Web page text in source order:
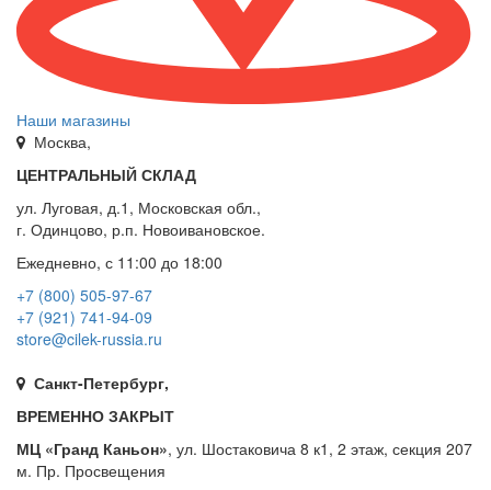
Наши магазины
Москва,
ЦЕНТРАЛЬНЫЙ СКЛАД
ул. Луговая, д.1, Московская обл.,
г. Одинцово, р.п. Новоивановское.
Ежедневно, с 11:00 до 18:00
+7 (800) 505-97-67
+7 (921) 741-94-09
store@cilek-russia.ru
Санкт-Петербург,
ВРЕМЕННО ЗАКРЫТ
МЦ «Гранд Каньон», ул. Шостаковича 8 к1, 2 этаж, секция 207
м. Пр. Просвещения